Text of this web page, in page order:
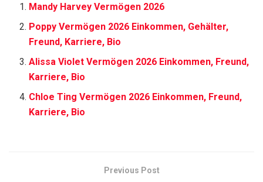
Mandy Harvey Vermögen 2026
Poppy Vermögen 2026 Einkommen, Gehälter,
Freund, Karriere, Bio
Alissa Violet Vermögen 2026 Einkommen, Freund,
Karriere, Bio
Chloe Ting Vermögen 2026 Einkommen, Freund,
Karriere, Bio
Previous Post